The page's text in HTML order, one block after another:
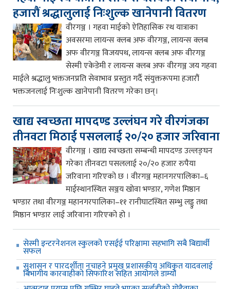
हजारौं श्रद्धालुलाई निःशुल्क खानेपानी वितरण
वीरगञ्ज । गहवा माईको ऐतिहासिक रथ यात्राका
अवसरमा लायन्स क्लब अफ वीरगञ्ज, लायन्स क्लब
अफ वीरगञ्ज विजयपथ, लायन्स क्लब अफ वीरगञ्ज
सेस्मी एकेडेमी र लायन्स क्लब अफ वीरगञ्ज जय गहवा
माईले श्रद्धालु भक्तजनप्रति सेवाभाव प्रस्तुत गर्दै संयुक्तरूपमा हजारौं
भक्तजनलाई निःशुल्क खानेपानी वितरण गरेका छन्।
खाद्य स्वच्छता मापदण्ड उल्लंघन गरे वीरगंजका
तीनवटा मिठाई पसललाई २०/२० हजार जरिवाना
वीरगञ्ज । खाद्य स्वच्छता सम्बन्धी मापदण्ड उल्लङ्घन
गरेका तीनवटा पसललाई २०/२० हजार रुपैया
जरिवाना गरिएको छ । वीरगञ्ज महानगरपालिका–६
माईस्थानस्थित सञ्जय खोवा भण्डार, गणेश मिष्ठान
भण्डार तथा वीरगञ्ज महानगरपालिका–११ रानीघाटस्थित सम्भु लड्डु तथा
मिष्ठान भण्डार लाई जरिवाना गरिएको हो ।
सेस्मी इन्टरनेशनल स्कुलको एसईई परिक्षामा सहभागि सबै बिद्यार्थी
सफल
सुशासन र पारदर्शीता नचाहने प्रमुख प्रशासकीय अधिकृत यादवलाई
बिभागीय कारवाहीको सिफारिश सहित आयोगले डाम्यो